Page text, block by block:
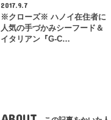
2017.9.7
※クローズ※ ハノイ在住者に
人気の手づかみシーフード＆
イタリアン『G-C…